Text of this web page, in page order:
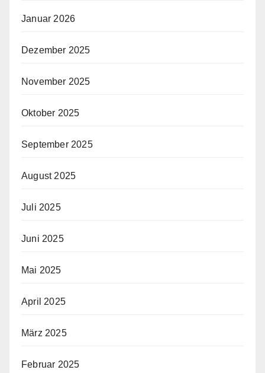
Januar 2026
Dezember 2025
November 2025
Oktober 2025
September 2025
August 2025
Juli 2025
Juni 2025
Mai 2025
April 2025
März 2025
Februar 2025